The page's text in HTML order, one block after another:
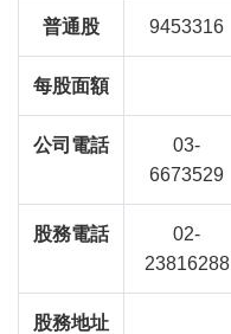
普通股 9453316
每股面額
公司電話
03-
6673529
股務電話
02-
23816288
股務地址